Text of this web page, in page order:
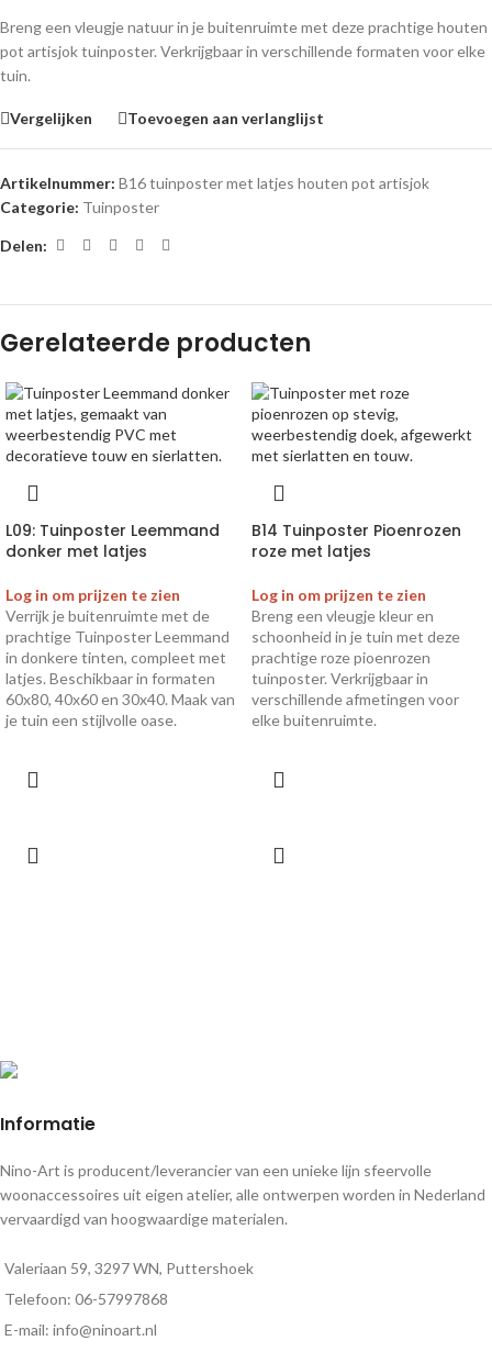
Breng een vleugje natuur in je buitenruimte met deze prachtige houten
pot artisjok tuinposter. Verkrijgbaar in verschillende formaten voor elke
tuin.
Vergelijken Toevoegen aan verlanglijst
Artikelnummer: B16 tuinposter met latjes houten pot artisjok
Categorie: Tuinposter
Delen:
Gerelateerde producten
L09: Tuinposter Leemmand
donker met latjes
Log in om prijzen te zien
Verrijk je buitenruimte met de
prachtige Tuinposter Leemmand
in donkere tinten, compleet met
latjes. Beschikbaar in formaten
60x80, 40x60 en 30x40. Maak van
je tuin een stijlvolle oase.
B14 Tuinposter Pioenrozen
roze met latjes
Log in om prijzen te zien
Breng een vleugje kleur en
schoonheid in je tuin met deze
prachtige roze pioenrozen
tuinposter. Verkrijgbaar in
verschillende afmetingen voor
elke buitenruimte.
Informatie
Nino-Art is producent/leverancier van een unieke lijn sfeervolle
woonaccessoires uit eigen atelier, alle ontwerpen worden in Nederland
vervaardigd van hoogwaardige materialen.
Valeriaan 59, 3297 WN, Puttershoek
Telefoon: 06-57997868
E-mail: info@ninoart.nl